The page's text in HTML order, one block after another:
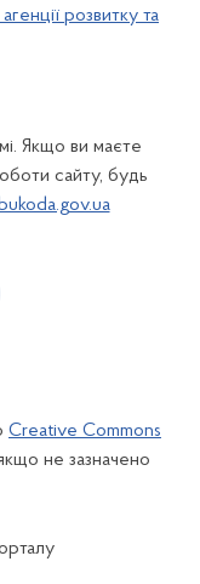
розвитку та
Якщо ви маєте
сайту, будь
Creative Commons
не зазначено